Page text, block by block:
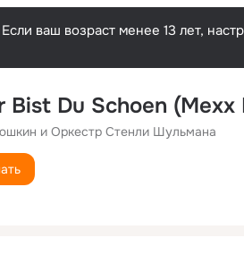
ваш возраст менее 13 лет,
Bist Du Schoen (Mexx
и Оркестр Стенли Шульмана